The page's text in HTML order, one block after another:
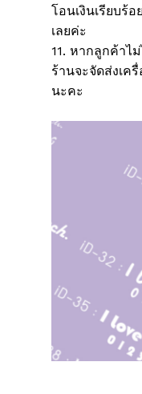
โอนเงินเรียบร้
เลยค่ะ
11. หากลูกค้าไ
ร้านจะจัดส่งเค
นะคะ